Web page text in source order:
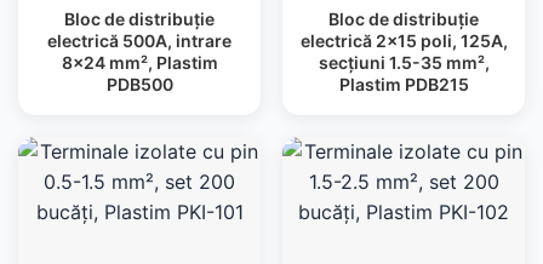
Bloc de distribuție
electrică 500A, intrare
8×24 mm², Plastim
PDB500
Bloc de distribuție
electrică 2×15 poli, 125A,
secțiuni 1.5-35 mm²,
Plastim PDB215